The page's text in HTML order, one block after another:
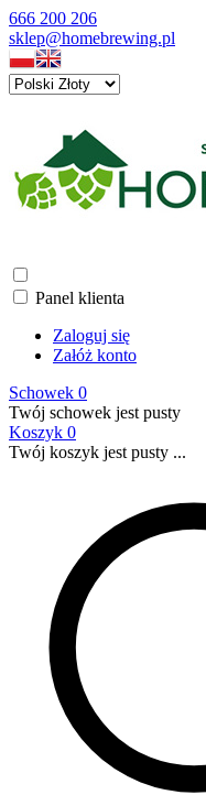
666 200 206
sklep@homebrewing.pl
Panel klienta
Zaloguj się
Załóż konto
Schowek 0
Twój schowek jest pusty
Koszyk 0
Twój koszyk jest pusty ...